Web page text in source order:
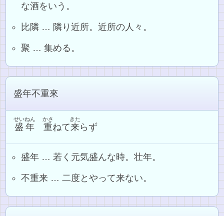
な酒をいう。
比隣 … 隣り近所。近所の人々。
聚 … 集める。
盛年不重來
盛年
せいねん
重
かさ
ねて来
きた
らず
盛年 … 若く元気盛んな時。壮年。
不重来 … 二度とやって来ない。